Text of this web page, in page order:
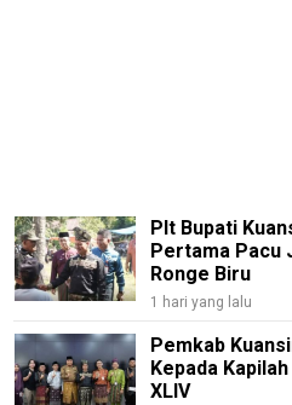
Plt Bupati
Pertama Pacu
Ronge Biru
1 hari yang lalu
Pemkab
Kepada
XLIV